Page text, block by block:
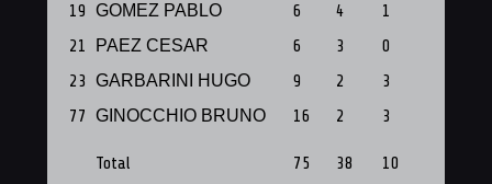
19 GOMEZ PABLO 6 4 1
21
PAEZ CESAR 6 3 0
23 GARBARINI HUGO 9 2 3
77 GINOCCHIO BRUNO 16 2 3
Total 75 38 10